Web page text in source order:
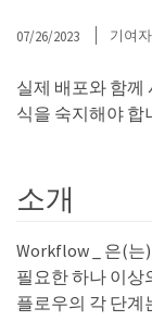
07/26/2023 기여자
실제 배포와 함께
식을 숙지해야 합
소개
Workflow _ 은(는
필요한 하나 이상
플로우의 각 단계